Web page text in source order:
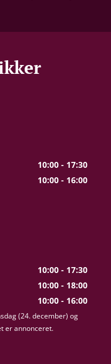
10:00 - 17:30
10:00 - 16:00
10:00 - 17:30
10:00 - 18:00
10:00 - 16:00
(24. december) og
er annonceret.